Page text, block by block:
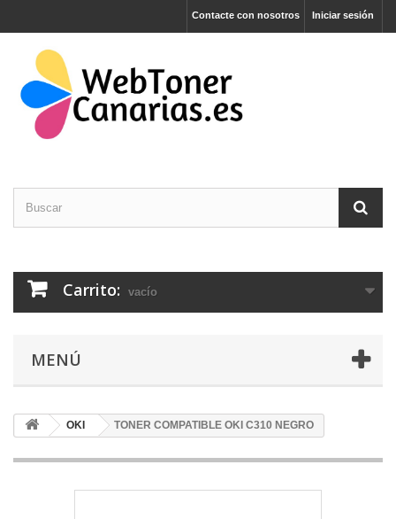
Iniciar sesión
Contacte con nosotros
Carrito: vacío
MENÚ
OKI TONER COMPATIBLE OKI C310 NEGRO